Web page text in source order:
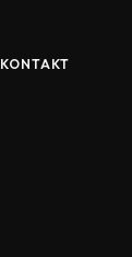
KONTAKT